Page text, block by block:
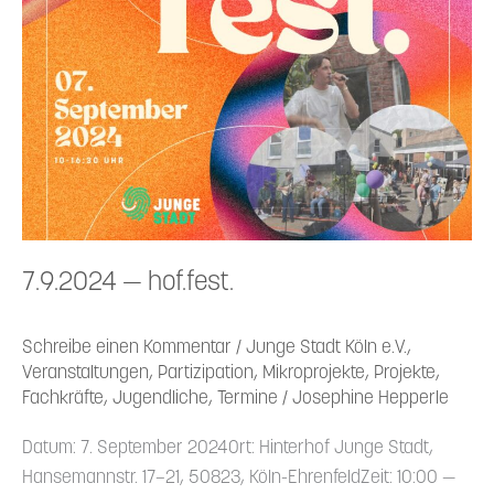
7.9.2024 — hof.fest.
Schreibe einen Kommentar / Junge Stadt Köln e.V.,
Veranstaltungen, Partizipation, Mikroprojekte, Projekte,
Fachkräfte, Jugendliche, Termine / Josephine Hepperle
Datum: 7. September 2024Ort: Hinterhof Junge Stadt,
Hanse­mannstr. 17–21, 50823, Köln-Ehren­feldZeit: 10:00 —